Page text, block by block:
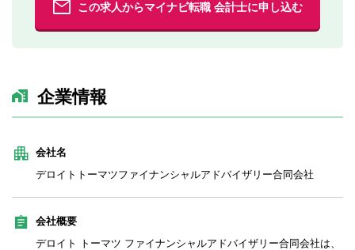
この求人からマイナビ転職 会計士に申し込む
企業情報
会社名
デロイトトーマツファイナンシャルアドバイザリー合同会社
会社概要
デロイト トーマツ ファイナンシャルアドバイザリー合同会社は、